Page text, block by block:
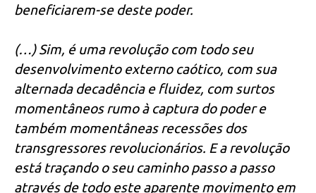
beneficiarem-se deste poder.
(…) Sim, é uma revolução com todo seu
desenvolvimento externo caótico, com sua
alternada decadência e fluidez, com surtos
momentâneos rumo à captura do poder e
também momentâneas recessões dos
transgressores revolucionários. E a revolução
está traçando o seu caminho passo a passo
através de todo este aparente movimento em